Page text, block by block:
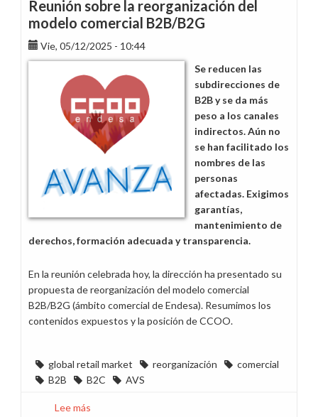
sin
respuestas
sobre
la
reorganización
B2B/B2C
Reunión sobre la reorganización del
modelo comercial B2B/B2G
Vie, 05/12/2025 - 10:44
Se reducen las
subdirecciones de
B2B y se da más
peso a los canales
indirectos. Aún no
se han facilitado los
nombres de las
personas
afectadas. Exigimos
garantías,
mantenimiento de
derechos, formación adecuada y transparencia.
En la reunión celebrada hoy, la dirección ha presentado su
propuesta de reorganización del modelo comercial
B2B/B2G (ámbito comercial de Endesa). Resumimos los
contenidos expuestos y la posición de CCOO.
global retail market reorganización
comercial
B2B
B2C AVS
Lee más